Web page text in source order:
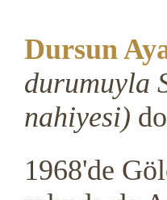
Dursun
durumuyla
nahiyesi)
1968'de